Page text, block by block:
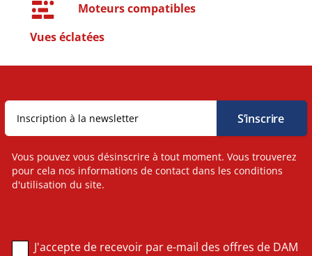
Moteurs compatibles
Vues éclatées
Vous pouvez vous désinscrire à tout moment. Vous trouverez
pour cela nos informations de contact dans les conditions
d'utilisation du site.
J'accepte de recevoir par e-mail des offres de DAM